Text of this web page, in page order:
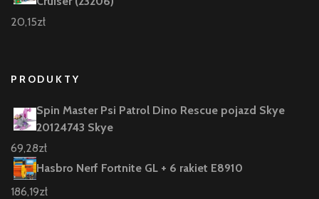
20,15zł
PRODUKTY
Spin Master Psi Patrol Dino Rescue pojazd Skye
20124743 Skye
69,28zł
Hasbro Nerf Fortnite GL + 6 rakiet E8910
186,19zł